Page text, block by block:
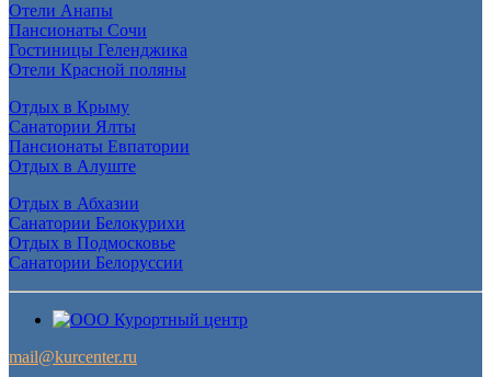
Отели Анапы
Пансионаты Сочи
Гостиницы Геленджика
Отели Красной поляны
Отдых в Крыму
Санатории Ялты
Пансионаты Евпатории
Отдых в Алуште
Отдых в Абхазии
Санатории Белокурихи
Отдых в Подмосковье
Санатории Белоруссии
mail@kurcenter.ru